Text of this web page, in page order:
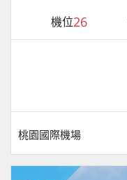
機位26
桃園國際機場